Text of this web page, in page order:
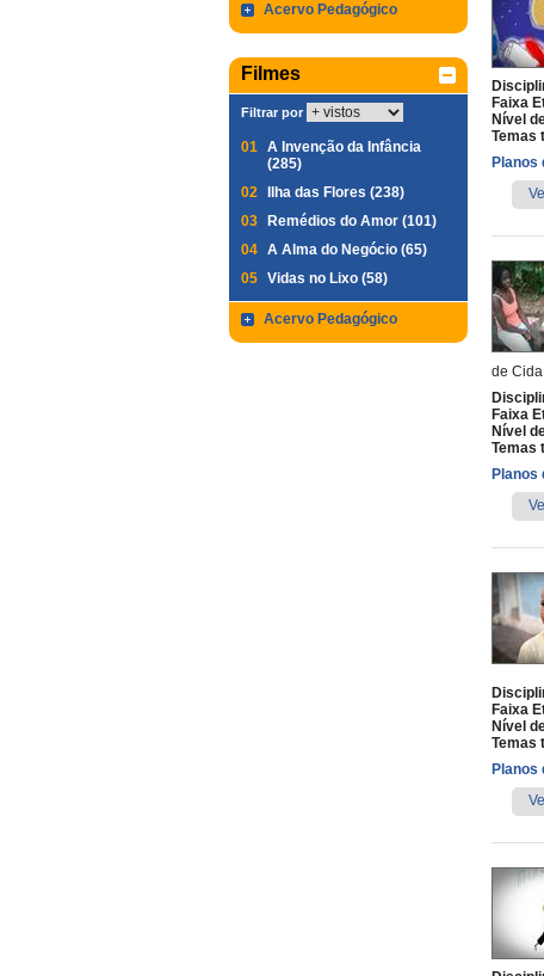
Acervo Pedagógico
Filmes
Filtrar por
01 A Invenção da Infância
(285)
02
Ilha das Flores (238)
03
Remédios do Amor (101)
04 A Alma do Negócio (65)
05 Vidas no Lixo (58)
Acervo Pedagógico
Faixa
Nível
Temas
Planos
de
Faixa
Nível
Temas
Planos
Faixa
Nível
Temas
Planos